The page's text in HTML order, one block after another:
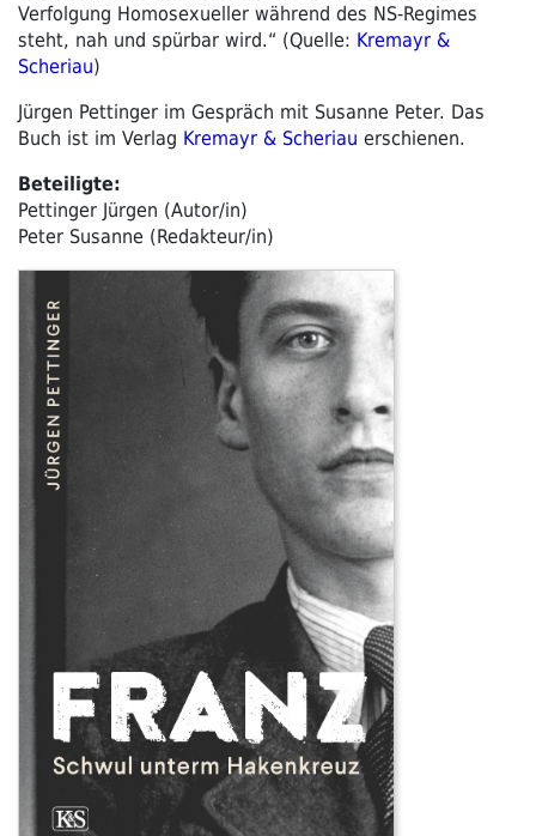
Verfolgung Homosexueller während des NS-Regimes
steht, nah und spürbar wird.“ (Quelle: Kremayr &
Scheriau)
Jürgen Pettinger im Gespräch mit Susanne Peter. Das
Buch ist im Verlag Kremayr & Scheriau erschienen.
Beteiligte:
Pettinger Jürgen (Autor/in)
Peter Susanne (Redakteur/in)